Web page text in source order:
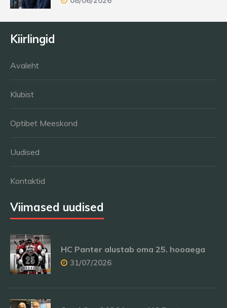
Kiirlingid
Avaleht
Klubist
Optibet Meeskond
Uudised
Kontaktid
Viimased uudised
HC Panter alustab oma 25. hooaega
31/07/2026